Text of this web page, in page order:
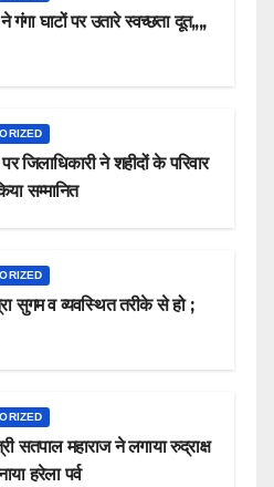
गंगा घाटों पर उतारे स्वच्छता दूत,,,,
पर जिलाधिकारी ने शहीदों के परिवार
सम्मानित
सुगम व व्यवस्थित तरीके से हो ;
सतपाल महाराज ने लगाया रुद्राक्ष
हरेला पर्व